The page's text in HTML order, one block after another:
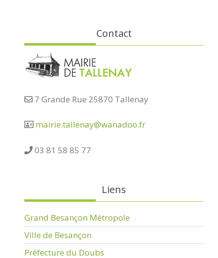
Contact
7 Grande Rue 25870 Tallenay
mairie.tallenay@wanadoo.fr
03 81 58 85 77
Liens
Grand Besançon Métropole
Ville de Besançon
Préfecture du Doubs